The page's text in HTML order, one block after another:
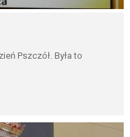
Pszczół. Była to